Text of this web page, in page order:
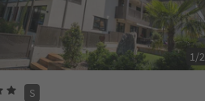
1/2
S